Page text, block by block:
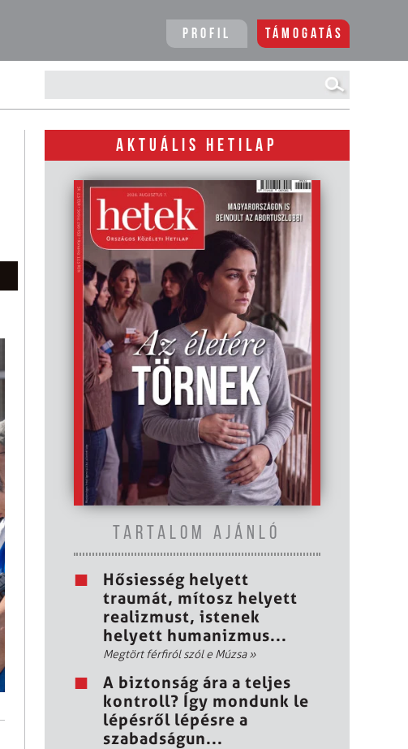
Profil Támogatás
AKTUÁLIS HETILAP
TARTALOM AJÁNLÓ
Hősiesség helyett
traumát, mítosz helyett
realizmust, istenek
helyett humanizmus...
Megtört férfiról szól e Múzsa»
A biztonság ára a teljes
kontroll? Így mondunk le
lépésről lépésre a
szabadságun...